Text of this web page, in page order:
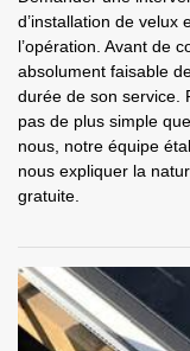
d’installation de velux
l’opération. Avant de
absolument faisable
durée de son service.
pas de plus simple
nous, notre équipe
nous expliquer la
gratuite.